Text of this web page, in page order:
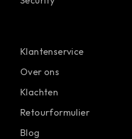
Klantenservice
Over ons
Klachten
Retourformulier
Blog